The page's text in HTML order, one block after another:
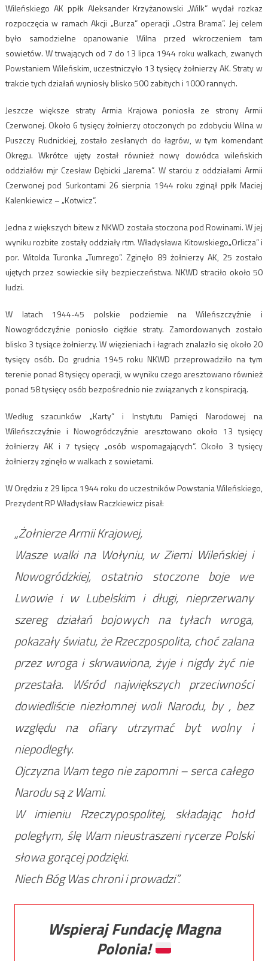
Wileńskiego AK ppłk Aleksander Krzyżanowski „Wilk” wydał rozkaz
rozpoczęcia w ramach Akcji „Burza” operacji „Ostra Brama”. Jej celem
było samodzielne opanowanie Wilna przed wkroczeniem tam
sowietów. W trwających od 7 do 13 lipca 1944 roku walkach, zwanych
Powstaniem Wileńskim, uczestniczyło 13 tysięcy żołnierzy AK. Straty w
trakcie tych działań wyniosły blisko 500 zabitych i 1000 rannych.
Jeszcze większe straty Armia Krajowa poniosła ze strony Armii
Czerwonej. Około 6 tysięcy żołnierzy otoczonych po zdobyciu Wilna w
Puszczy Rudnickiej, zostało zesłanych do łagrów, w tym komendant
Okręgu. Wkrótce ujęty został również nowy dowódca wileńskich
oddziałów mjr Czesław Dębicki „Jarema”. W starciu z oddziałami Armii
Czerwonej pod Surkontami 26 sierpnia 1944 roku zginął ppłk Maciej
Kalenkiewicz – „Kotwicz”.
Jedna z większych bitew z NKWD została stoczona pod Rowinami. W jej
wyniku rozbite zostały oddziały rtm. Władysława Kitowskiego„Orlicza” i
por. Witolda Turonka „Tumrego”. Zginęło 89 żołnierzy AK, 25 zostało
ujętych przez sowieckie siły bezpieczeństwa. NKWD straciło około 50
ludzi.
W latach 1944-45 polskie podziemie na Wileńszczyźnie i
Nowogródczyźnie poniosło ciężkie straty. Zamordowanych zostało
blisko 3 tysiące żołnierzy. W więzieniach i łagrach znalazło się około 20
tysięcy osób. Do grudnia 1945 roku NKWD przeprowadziło na tym
terenie ponad 8 tysięcy operacji, w wyniku czego aresztowano również
ponad 58 tysięcy osób bezpośrednio nie związanych z konspiracją.
Według szacunków „Karty” i Instytutu Pamięci Narodowej na
Wileńszczyźnie i Nowogródczyźnie aresztowano około 13 tysięcy
żołnierzy AK i 7 tysięcy „osób wspomagających”. Około 3 tysięcy
żołnierzy zginęło w walkach z sowietami.
W Orędziu z 29 lipca 1944 roku do uczestników Powstania Wileńskiego,
Prezydent RP Władysław Raczkiewicz pisał:
„Żołnierze Armii Krajowej,
Wasze walki na Wołyniu, w Ziemi Wileńskiej i
Nowogródzkiej, ostatnio stoczone boje we
Lwowie i w Lubelskim i długi, nieprzerwany
szereg działań bojowych na tyłach wroga,
pokazały światu, że Rzeczpospolita, choć zalana
przez wroga i skrwawiona, żyje i nigdy żyć nie
przestała. Wśród największych przeciwności
dowiedliście niezłomnej woli Narodu, by , bez
względu na ofiary utrzymać byt wolny i
niepodległy.
Ojczyzna Wam tego nie zapomni – serca całego
Narodu są z Wami.
W imieniu Rzeczypospolitej, składając hołd
poległym, ślę Wam nieustraszeni rycerze Polski
słowa gorącej podzięki.
Niech Bóg Was chroni i prowadzi”.
Wspieraj Fundację Magna
Polonia!